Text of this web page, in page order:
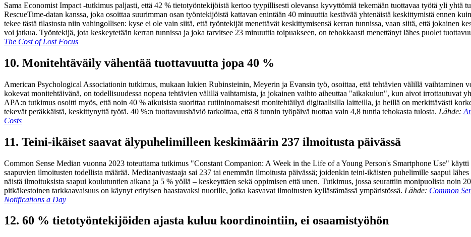
Sama Economist Impact -tutkimus paljasti, että 42 % tietotyöntekijöistä kertoo tyypillisesti olevansa kyvyttömiä tekemään tuottavaa työtä yli yhtä
RescueTime-datan kanssa, joka osoittaa suurimman osan työntekijöistä kattavan enintään 40 minuuttia kestävää yhtenäistä keskittymistä ennen
tekee tästä tilastosta niin vahingollisen: kyse ei ole vain siitä, että työntekijät menettävät keskittymisensä kerran tunnissa, vaan siitä, että jokainen
voi jatkua. Työntekijä, jota keskeytetään kerran tunnissa ja joka tarvitsee 23 minuuttia toipuakseen, on tehokkaasti menettänyt lähes puolet
The Cost of Lost Focus
10. Monitehtäväily vähentää tuottavuutta jopa 40 %
American Psychological Associationin tutkimus, mukaan lukien Rubinsteinin, Meyerin ja Evansin työ, osoittaa, että tehtävien välillä vaihtaminen
kokevat monitehtäivänä, on todellisuudessa nopeaa tehtävien välillä vaihtamista, ja jokainen vaihto aiheuttaa "aikakulun", kun aivot irrottautuvat
APA:n tutkimus osoitti myös, että noin 40 % aikuisista suorittaa rutiininomaisesti monitehtäilyä digitaalisilla laitteilla, ja heillä on merkittävästi
tekevät peräkkäistä, keskittynyttä työtä. 40 %:n tuottavuushäviö tarkoittaa, että 8 tunnin työpäivä tuottaa vain 4,8 tuntia tehokasta tulosta. Lähde:
Costs
11. Teini-ikäiset saavat älypuhelimilleen keskimäärin 237 ilmoitusta päivässä
Common Sense Median vuonna 2023 toteuttama tutkimus "Constant Companion: A Week in the Life of a Young Person's Smartphone Use"
saapuvien ilmoitusten todellista määrää. Mediaanivastaaja sai 237 tai enemmän ilmoitusta päivässä; joidenkin teini-ikäisten puhelimille saapui
näistä ilmoituksista saapui koulutuntien aikana ja 5 % yöllä – keskeyttäen sekä oppimisen että unen. Tutkimus, jossa seurattiin monipuolista noin
pitkäkestoinen tarkkaavaisuus on käynyt erityisen haastavaksi nuorille, jotka kasvavat ilmoitusten kyllästämässä ympäristössä. Lähde: Common
Notifications a Day
12. 60 % tietotyöntekijöiden ajasta kuluu koordinointiin, ei osaamistyöhön